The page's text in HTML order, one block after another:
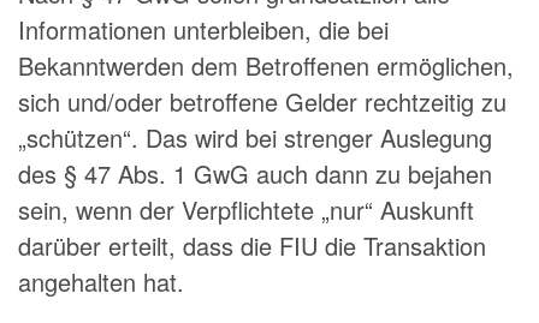
Informationen unterbleiben, die bei
Bekanntwerden dem Betroffenen ermöglichen,
sich und/oder betroffene Gelder rechtzeitig zu
„schützen“. Das wird bei strenger Auslegung
des § 47 Abs. 1 GwG auch dann zu bejahen
sein, wenn der Verpflichtete „nur“ Auskunft
darüber erteilt, dass die FIU die Transaktion
angehalten hat.